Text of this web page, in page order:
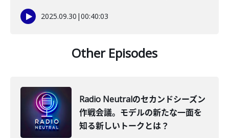
2025.09.30 |00:40:03
Other Episodes
Radio Neutralのセカンドシーズン
作戦会議。モデルの新たな一面を
知る新しいトークとは？